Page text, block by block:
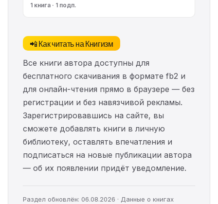
1 книга · 1 подп.
📲 Как читать на Книгизм
Все книги автора доступны для
бесплатного скачивания в формате fb2 и
для онлайн-чтения прямо в браузере — без
регистрации и без навязчивой рекламы.
Зарегистрировавшись на сайте, вы
сможете добавлять книги в личную
библиотеку, оставлять впечатления и
подписаться на новые публикации автора
— об их появлении придёт уведомление.
Раздел обновлён: 06.08.2026 · Данные о книгах